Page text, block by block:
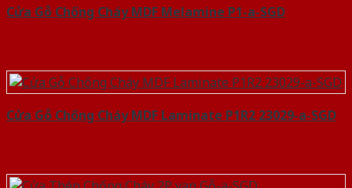
Cửa Gỗ Chống Cháy MDF Melamine P1-a-SGD
Cửa Gỗ Chống Cháy MDF Laminate P1R2 23029-a-SGD